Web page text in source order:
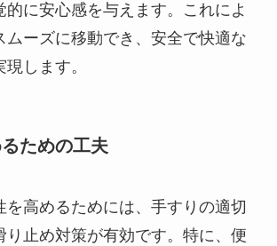
的に安心感を与えます。これによ
ムーズに移動でき、安全で快適な
します。
ための工夫
を高めるためには、手すりの適切
り止め対策が有効です。特に、便